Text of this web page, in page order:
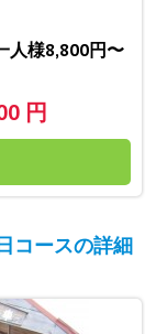
人様8,800円〜
円
コースの詳細